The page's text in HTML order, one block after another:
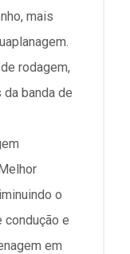
mais
rodagem,
banda de
o
condução e
em